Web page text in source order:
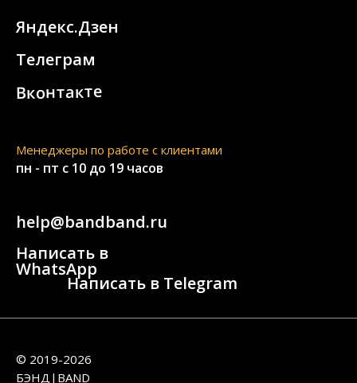
Яндекс.Дзен
Телеграм
Вконтакте
Написать в
WhatsApp
Менеджеры по работе с клиентами
© 2019-2026
БЭНД|BAND
help@bandband.ru
Написать в Telegram
пн - пт с 10 до 19 часов